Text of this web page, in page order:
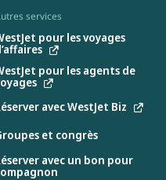
services
pour les voyages
pour les agents de
avec WestJet Biz
et congrès
avec un bon pour